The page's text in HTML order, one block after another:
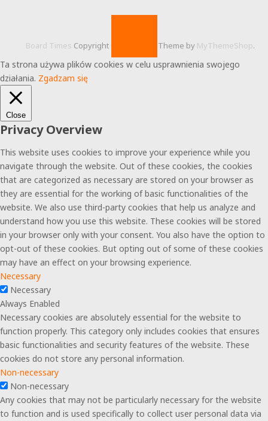
Board Times Copyright © 2026. Theme by MyThemeShop.
Ta strona używa plików cookies w celu usprawnienia swojego
działania. Zgadzam się
Close
Privacy Overview
This website uses cookies to improve your experience while you
navigate through the website. Out of these cookies, the cookies
that are categorized as necessary are stored on your browser as
they are essential for the working of basic functionalities of the
website. We also use third-party cookies that help us analyze and
understand how you use this website. These cookies will be stored
in your browser only with your consent. You also have the option to
opt-out of these cookies. But opting out of some of these cookies
may have an effect on your browsing experience.
Necessary
Necessary
Always Enabled
Necessary cookies are absolutely essential for the website to
function properly. This category only includes cookies that ensures
basic functionalities and security features of the website. These
cookies do not store any personal information.
Non-necessary
Non-necessary
Any cookies that may not be particularly necessary for the website
to function and is used specifically to collect user personal data via